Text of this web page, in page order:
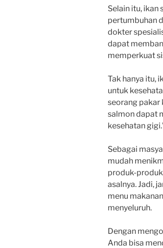
Selain itu, ikan
pertumbuhan
dokter
dapat
memperkuat
Tak hanya itu,
untuk
seorang pakar
salmon dapat
kesehatan
Sebagai
mudah
produk-
asalnya. Jadi,
menu
menyeluruh.
Dengan
Anda bisa